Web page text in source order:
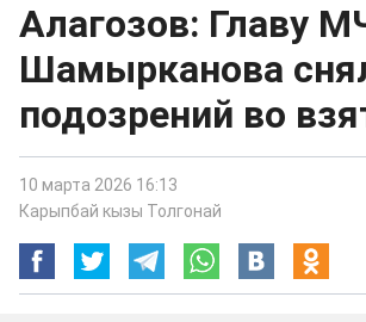
Алагозов: Главу
Шамырканова
подозрений во
10 марта 2026 16:13
Карыпбай кызы Толгонай